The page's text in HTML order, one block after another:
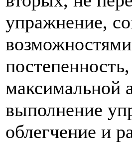
упражнение,
максимальной
выполнение
облегчение и